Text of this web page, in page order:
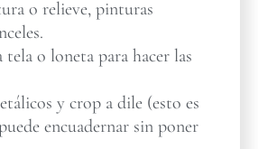
o relieve, pinturas
o loneta para hacer las
y crop a dile (esto es
encuadernar sin poner